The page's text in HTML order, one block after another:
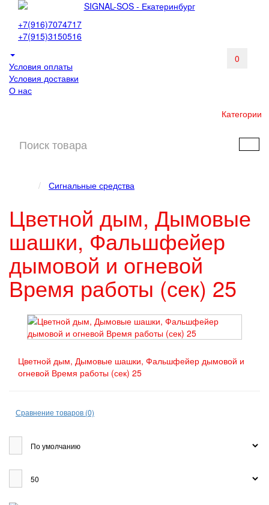
+7(916)7074717
+7(915)3150516
Условия оплаты
Условия доставки
О нас
0
Категории
Сигнальные средства
Цветной дым, Дымовые
шашки, Фальшфейер
дымовой и огневой
Время работы (сек) 25
Цветной дым, Дымовые шашки, Фальшфейер дымовой и
огневой Время работы (сек) 25
Сравнение товаров (0)